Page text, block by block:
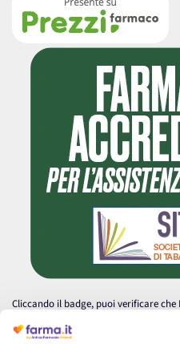
Cliccando il badge, puoi verificare
autorizzata dal Ministero della Salute
medicinali.